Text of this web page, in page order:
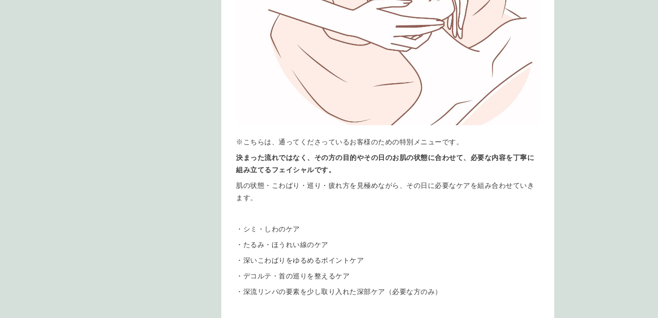
※こちらは、通ってくださっているお客様のための特別メニューです。
決まった流れではなく、その方の目的やその日のお肌の状態に合わせて、 必要な内容を丁寧に
組み立てるフェイシャルです。
肌の状態・こわばり・巡り・疲れ方を見極めながら、その日に必要なケアを組み合わせていき
ます。
・シミ・しわのケア
・たるみ・ほうれい線のケア
・深いこわばりをゆるめるポイントケア
・デコルテ・首の巡りを整えるケア
・深流リンパの要素を少し取り入れた深部ケア（必要な方のみ）